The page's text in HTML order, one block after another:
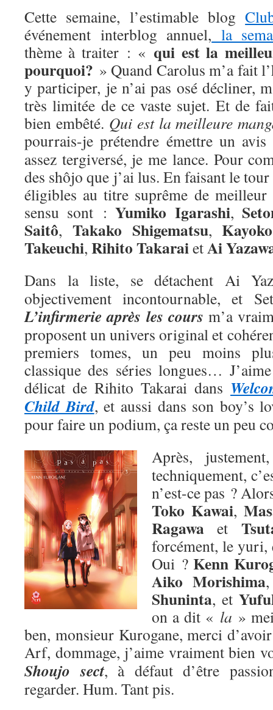
Cette semaine, l’estimable blog
événement interblog annuel, la
thème à traiter : « qui est la
pourquoi? » Quand Carolus m’a fait
y participer, je n’ai pas osé décliner,
très limitée de ce vaste sujet. Et de
bien embêté. Qui est la meilleure
pourrais-je prétendre émettre un
assez tergiversé, je me lance. Pour
des shôjo que j’ai lus. En faisant le tour
éligibles au titre suprême de
sensu sont :Yumiko Igarashi,
Saitô, Takako Shigematsu,Kayoko
Takeuchi, Rihito TakaraietAi
Dans la liste, se détachent Ai
objectivement incontournable, et
L’infirmerie après les cours m’a
proposent un univers original et
premiers tomes, un peu moins
classique des séries longues…
délicat de Rihito Takarai dans
Child Bird, et aussi dans son boy’s
pour faire un podium, ça reste un peu
Après,
techniquement,
n’est-ce pas ?
Toko Kawai,
Ragawa et
forcément, le yuri,
Oui ?Kenn
Aiko Morishima
Shuninta, et
on a dit « la »
ben, monsieur Kurogane, merci
Arf, dommage, j’aime vraiment bien
Shoujo sect, à défaut d’être
regarder. Hum. Tant pis.